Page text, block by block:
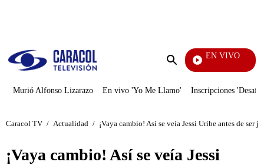
Enviar
EN VIVO
Murió Alfonso Lizarazo En vivo 'Yo Me Llamo' Inscripciones
Caracol TV / Actualidad / ¡Vaya cambio! Así se veía Jessi Uribe antes de ser
¡Vaya cambio! Así se veía Jessi